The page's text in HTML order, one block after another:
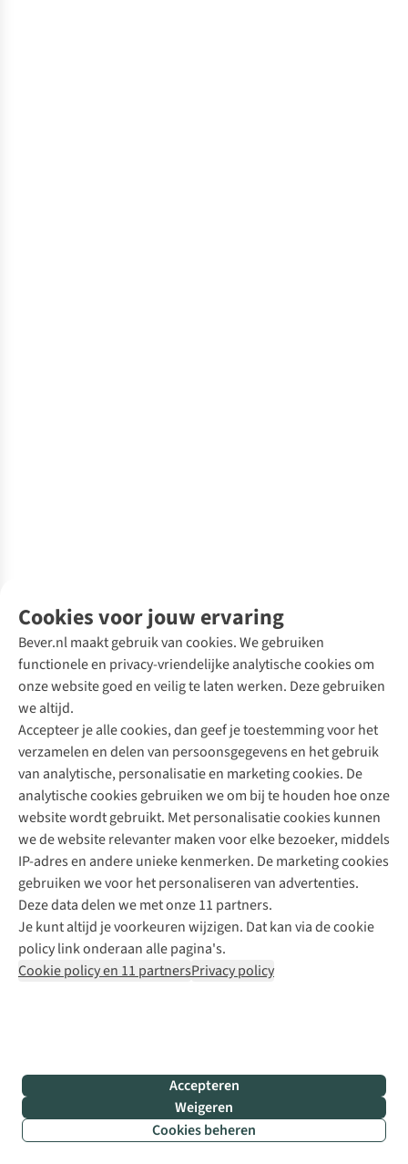
Filter & sorteer
Cookies voor jouw ervaring
Bever.nl maakt gebruik van cookies. We gebruiken
functionele en privacy-vriendelijke analytische cookies om
onze website goed en veilig te laten werken. Deze gebruiken
we altijd.
Accepteer je alle cookies, dan geef je toestemming voor het
verzamelen en delen van persoonsgegevens en het gebruik
van analytische, personalisatie en marketing cookies. De
analytische cookies gebruiken we om bij te houden hoe onze
website wordt gebruikt. Met personalisatie cookies kunnen
we de website relevanter maken voor elke bezoeker, middels
IP-adres en andere unieke kenmerken. De marketing cookies
gebruiken we voor het personaliseren van advertenties.
Deze data delen we met onze 11 partners.
Je kunt altijd je voorkeuren wijzigen. Dat kan via de cookie
policy link onderaan alle pagina's.
Cookie policy en 11 partnersPrivacy policy
Accepteren
Weigeren
Cookies beheren